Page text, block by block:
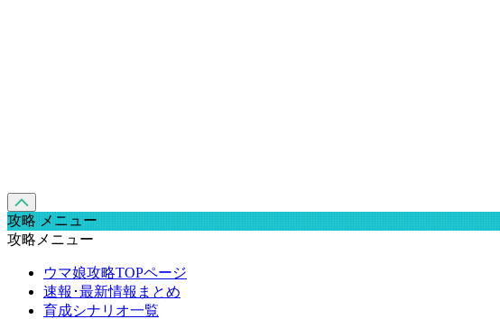
攻略 メニュー
攻略メニュー
ウマ娘攻略TOPページ
速報･最新情報まとめ
育成シナリオ一覧